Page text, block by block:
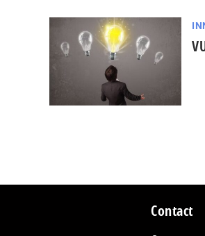
Contact